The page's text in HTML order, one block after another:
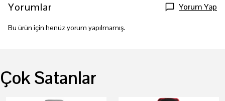
Yorumlar Yorum Yap
Bu ürün için henüz yorum yapılmamış.
Çok Satanlar